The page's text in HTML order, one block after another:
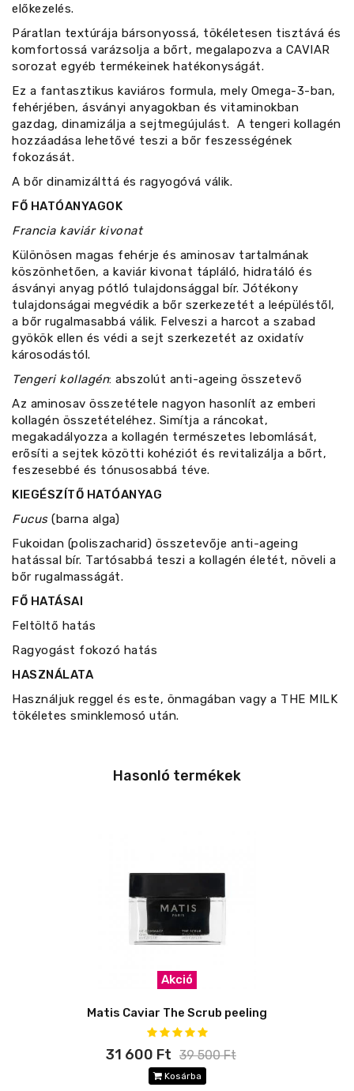
előkezelés.
Páratlan textúrája bársonyossá, tökéletesen tisztává és
komfortossá varázsolja a bőrt, megalapozva a CAVIAR
sorozat egyéb termékeinek hatékonyságát.
Ez a fantasztikus kaviáros formula, mely Omega-3-ban,
fehérjében, ásványi anyagokban és vitaminokban
gazdag, dinamizálja a sejtmegújulást. A tengeri kollagén
hozzáadása lehetővé teszi a bőr feszességének
fokozását.
A bőr dinamizálttá és ragyogóvá válik.
FŐ HATÓANYAGOK
Francia kaviár kivonat
Különösen magas fehérje és aminosav tartalmának
köszönhetően, a kaviár kivonat tápláló, hidratáló és
ásványi anyag pótló tulajdonsággal bír. Jótékony
tulajdonságai megvédik a bőr szerkezetét a leépüléstől,
a bőr rugalmasabbá válik. Felveszi a harcot a szabad
gyökök ellen és védi a sejt szerkezetét az oxidatív
károsodástól.
Tengeri kollagén: abszolút anti-ageing összetevő
Az aminosav összetétele nagyon hasonlít az emberi
kollagén összetételéhez. Simítja a ráncokat,
megakadályozza a kollagén természetes lebomlását,
erősíti a sejtek közötti kohéziót és revitalizálja a bőrt,
feszesebbé és tónusosabbá téve.
KIEGÉSZÍTŐ HATÓANYAG
Fucus (barna alga)
Fukoidan (poliszacharid) összetevője anti-ageing
hatással bír. Tartósabbá teszi a kollagén életét, növeli a
bőr rugalmasságát.
FŐ HATÁSAI
Feltöltő hatás
Ragyogást fokozó hatás
HASZNÁLATA
Használjuk reggel és este, önmagában vagy a THE MILK
tökéletes sminklemosó után.
Hasonló termékek
Akció
Matis Caviar The Scrub peeling
31 600 Ft 39 500 Ft
Kosárba